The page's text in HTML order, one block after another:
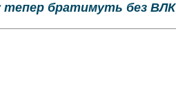
тепер братимуть без ВЛК